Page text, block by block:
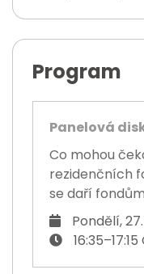
Program
Panelová
Co mohou
rezidenčních
se daří
Pondělí,
16:35–17:15